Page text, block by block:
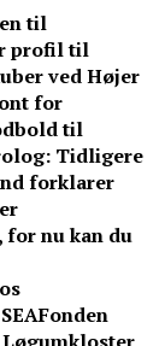
til
profil til
ved Højer
for
til
Tidligere
forklarer
nu kan du
Fonden